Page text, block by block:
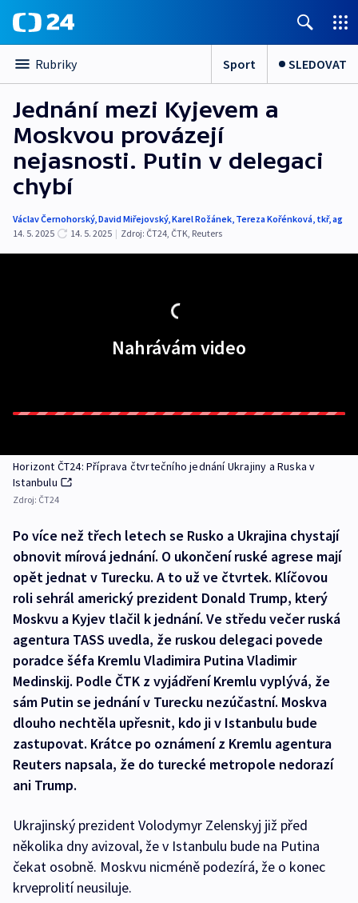
Rubriky Sport SLEDOVAT
Jednání mezi Kyjevem a
Moskvou provázejí
nejasnosti. Putin v delegaci
chybí
Václav Černohorský,David Miřejovský,Karel Rožánek, Tereza Kořénková, tkř,ag
14. 5. 2025
14. 5. 2025 | Zdroj: ČT24, ČTK, Reuters
Nahrávám video
Horizont ČT24: Příprava čtvrtečního jednání Ukrajiny a Ruska v
Istanbulu
Zdroj: ČT24
Po více než třech letech se Rusko a Ukrajina chystají
obnovit mírová jednání. O ukončení ruské agrese mají
opět jednat v Turecku. A to už ve čtvrtek. Klíčovou
roli sehrál americký prezident Donald Trump, který
Moskvu a Kyjev tlačil k jednání. Ve středu večer ruská
agentura TASS uvedla, že ruskou delegaci povede
poradce šéfa Kremlu Vladimira Putina Vladimir
Medinskij. Podle ČTK z vyjádření Kremlu vyplývá, že
sám Putin se jednání v Turecku nezúčastní. Moskva
dlouho nechtěla upřesnit, kdo ji v Istanbulu bude
zastupovat. Krátce po oznámení z Kremlu agentura
Reuters napsala, že do turecké metropole nedorazí
ani Trump.
Ukrajinský prezident Volodymyr Zelenskyj již před
několika dny avizoval, že v Istanbulu bude na Putina
čekat osobně. Moskvu nicméně podezírá, že o konec
krveprolití neusiluje.